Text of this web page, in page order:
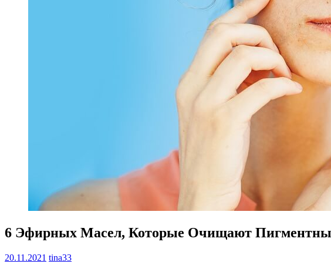
6 Эфирных Масел, Которые Очищают
20.11.2021 tina33